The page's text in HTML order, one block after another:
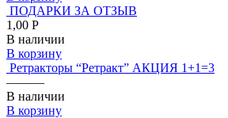
ПОДАРКИ ЗА ОТЗЫВ
1,00 Р
В наличии
В корзину
Ретракторы “Ретракт” АКЦИЯ 1+1=3
———
В наличии
В корзину